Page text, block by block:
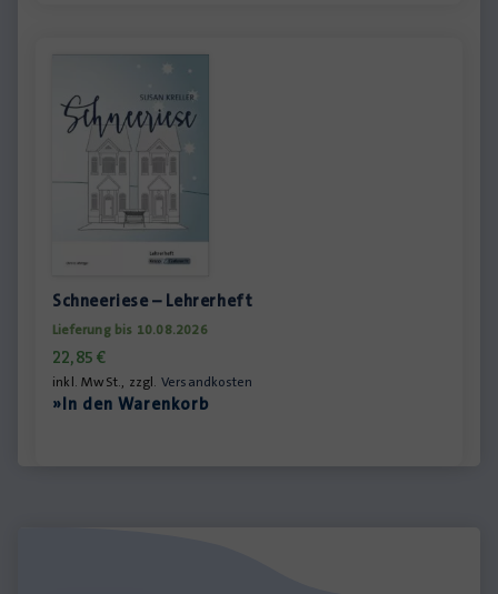
Schneeriese – Lehrerheft
Lieferung bis 10.08.2026
22,85€
inkl. MwSt., zzgl. Versandkosten
»In den Warenkorb